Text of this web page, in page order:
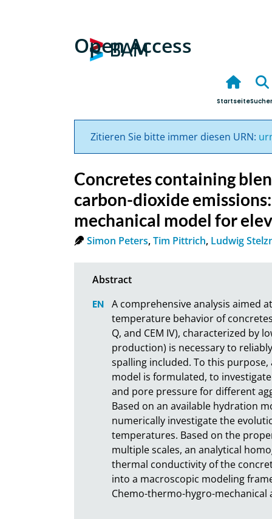
Open Access
Startseite
Zitieren Sie bitte immer diesen URN:
Concretes containing
carbon-dioxide
mechanical model for
Simon Peters,Tim Pittrich, Ludwig
A comprehensive analysis aimed
temperature behavior of
Q, and CEM IV), characterized by
production) is necessary to
spalling included. To this
model is formulated, to
and pore pressure for different
Based on an available hydration
numerically investigate the
temperatures. Based on the
multiple scales, an analytical
thermal conductivity of the
into a macroscopic modeling
Chemo-thermo-hygro-mechanical